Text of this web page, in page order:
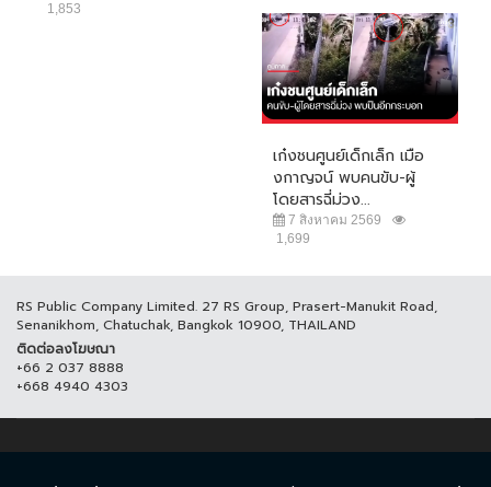
1,853
เก๋งชนศูนย์เด็กเล็ก เมือ
งกาญจน์ พบคนขับ-ผู้
โดยสารฉี่ม่วง...
7 สิงหาคม 2569
1,699
RS Public Company Limited. 27 RS Group, Prasert-Manukit Road,
Senanikhom, Chatuchak, Bangkok 10900, THAILAND
ติดต่อลงโฆษณา
+66 2 037 8888
+668 4940 4303
© COPYRIGHT 2017 THAICH8.COM, ALL RIGHT RESERVED.